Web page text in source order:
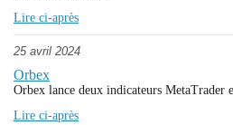
Lire ci-après
25 avril 2024
Orbex
Orbex lance deux indicateurs MetaTrader
Lire ci-après